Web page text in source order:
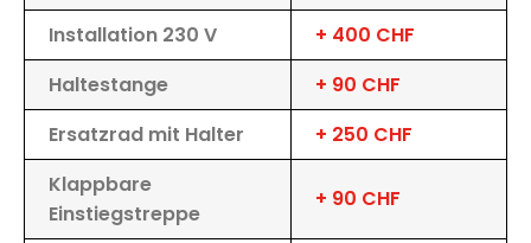
Installation 230 V
+ 400 CHF
Haltestange
+ 90 CHF
Ersatzrad mit Halter
+ 250 CHF
Klappbare
Einstiegstreppe
+ 90 CHF